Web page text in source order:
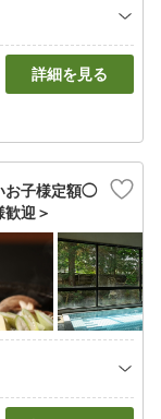
詳細を見る
お子様定額◯
迎＞